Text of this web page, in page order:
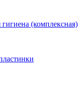
(комплексная)